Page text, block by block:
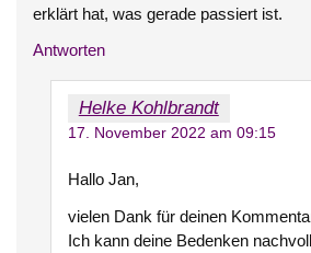
erklärt hat, was gerade passiert ist.
Antworten
Helke Kohlbrandt
17. November 2022 am 09:15
Hallo Jan,
vielen Dank für deinen
Ich kann deine Bedenken